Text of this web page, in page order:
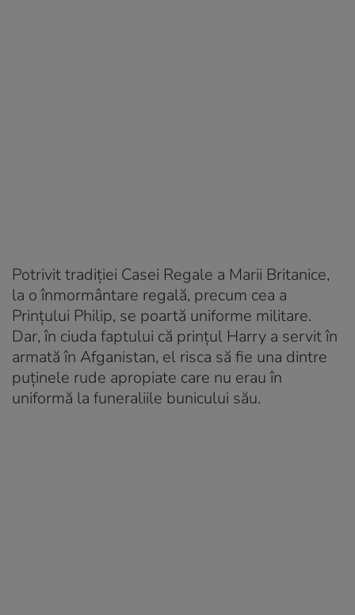
Potrivit tradiției Casei Regale a Marii Britanice,
la o înmormântare regală, precum cea a
Prințului Philip, se poartă uniforme militare.
Dar, în ciuda faptului că prințul Harry a servit în
armată în Afganistan, el risca să fie una dintre
puținele rude apropiate care nu erau în
uniformă la funeraliile bunicului său.